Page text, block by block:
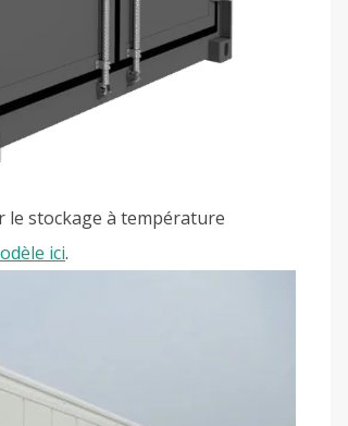
le stockage à température
ici.